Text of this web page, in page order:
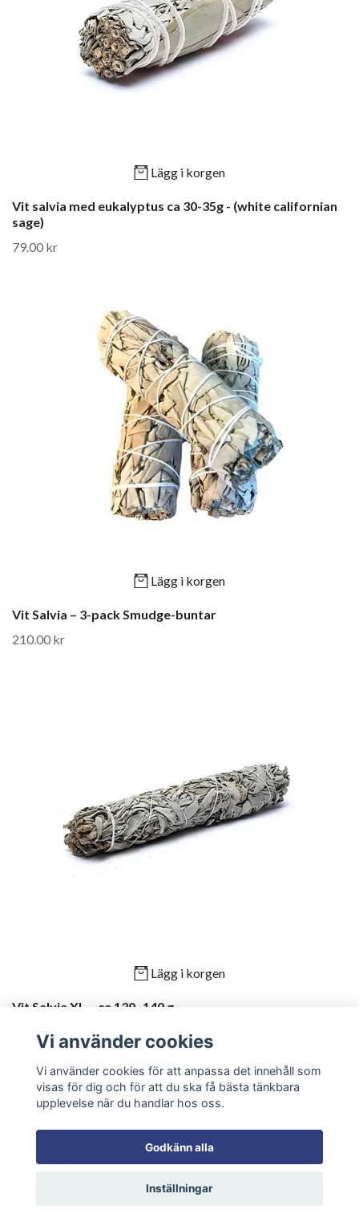
Lägg i korgen
Vit salvia med eukalyptus ca 30-35g - (white californian
sage)
79.00 kr
Lägg i korgen
Vit Salvia – 3-pack Smudge-buntar
210.00 kr
Lägg i korgen
Vit Salvia XL – ca 130–140 g
179.00 kr
Vi använder cookies
Vi använder cookies för att anpassa det innehåll som
visas för dig och för att du ska få bästa tänkbara
upplevelse när du handlar hos oss.
Godkänn alla
Inställningar